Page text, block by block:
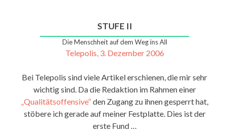
STUFE II
Die Menschheit auf dem Weg ins All
Telepolis, 3. Dezember 2006
Bei Telepolis sind viele Artikel erschienen, die mir sehr
wichtig sind. Da die Redaktion im Rahmen einer
„Qualitätsoffensive“den Zugang zu ihnen gesperrt hat,
stöbere ich gerade auf meiner Festplatte. Dies ist der
erste Fund …